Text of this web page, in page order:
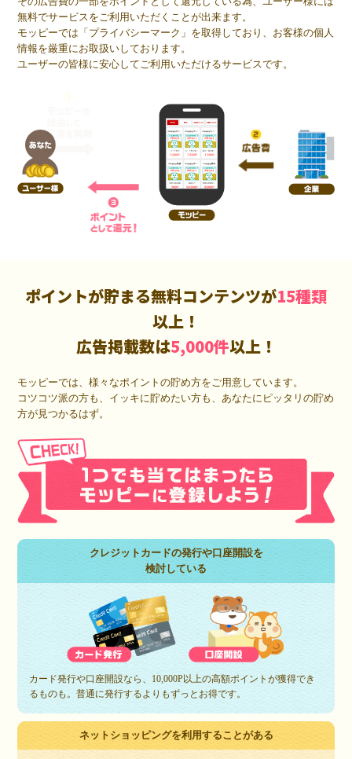
無料でサービスをご利用いただくことが出来ます。
モッピーでは「プライバシーマーク」を取得しており、お客様の個人
情報を厳重にお取扱いしております。
ユーザーの皆様に安心してご利用いただけるサービスです。
ポイントが貯まる無料コンテンツが15種類
以上！
広告掲載数は5,000件以上！
モッピーでは、様々なポイントの貯め方をご用意しています。
コツコツ派の方も、イッキに貯めたい方も、あなたにピッタリの貯め
方が見つかるはず。
クレジットカードの発行や口座開設を
検討している
カード発行や口座開設なら、10,000P以上の高額ポイントが獲得でき
るものも。普通に発行するよりもずっとお得です。
ネットショッピングを利用することがある